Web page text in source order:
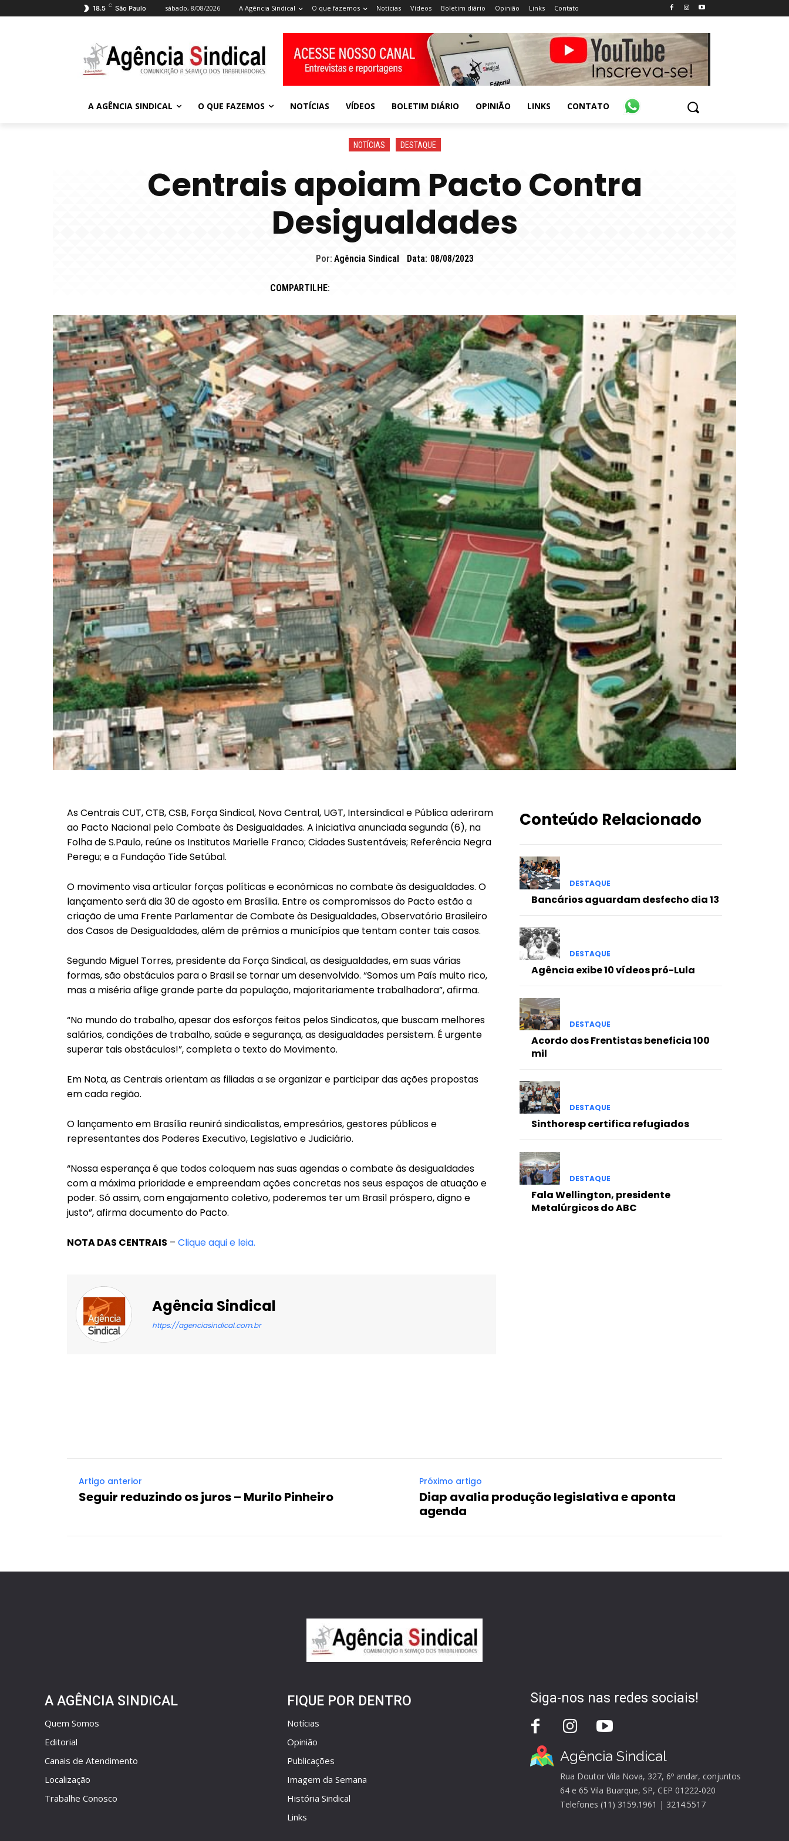
18.5 C São Paulo sábado, 8/08/2026 A Agência Sindical O que fazemos Notícias Vídeos Boletim diário Opinião Links Contato
A AGÊNCIA SINDICAL O QUE FAZEMOS NOTÍCIAS VÍDEOS BOLETIM DIÁRIO OPINIÃO LINKS CONTATO
NOTÍCIAS DESTAQUE
Centrais apoiam Pacto Contra
Desigualdades
Por: Agência Sindical Data: 08/08/2023
COMPARTILHE:
As Centrais CUT, CTB, CSB, Força Sindical, Nova Central, UGT, Intersindical e Pública aderiram
ao Pacto Nacional pelo Combate às Desigualdades. A iniciativa anunciada segunda (6), na
Folha de S.Paulo, reúne os Institutos Marielle Franco; Cidades Sustentáveis; Referência Negra
Peregu; e a Fundação Tide Setúbal.
O movimento visa articular forças políticas e econômicas no combate às desigualdades. O
lançamento será dia 30 de agosto em Brasília. Entre os compromissos do Pacto estão a
criação de uma Frente Parlamentar de Combate às Desigualdades, Observatório Brasileiro
dos Casos de Desigualdades, além de prêmios a municípios que tentam conter tais casos.
Segundo Miguel Torres, presidente da Força Sindical, as desigualdades, em suas várias
formas, são obstáculos para o Brasil se tornar um desenvolvido. “Somos um País muito rico,
mas a miséria aflige grande parte da população, majoritariamente trabalhadora”, afirma.
“No mundo do trabalho, apesar dos esforços feitos pelos Sindicatos, que buscam melhores
salários, condições de trabalho, saúde e segurança, as desigualdades persistem. É urgente
superar tais obstáculos!”, completa o texto do Movimento.
Em Nota, as Centrais orientam as filiadas a se organizar e participar das ações propostas
em cada região.
O lançamento em Brasília reunirá sindicalistas, empresários, gestores públicos e
representantes dos Poderes Executivo, Legislativo e Judiciário.
“Nossa esperança é que todos coloquem nas suas agendas o combate às desigualdades
com a máxima prioridade e empreendam ações concretas nos seus espaços de atuação e
poder. Só assim, com engajamento coletivo, poderemos ter um Brasil próspero, digno e
justo”, afirma documento do Pacto.
NOTA DAS CENTRAIS – Clique aqui e leia.
Agência Sindical
https://agenciasindical.com.br
Conteúdo Relacionado
DESTAQUE
Bancários aguardam desfecho dia 13
DESTAQUE
Agência exibe 10 vídeos pró-Lula
DESTAQUE
Acordo dos Frentistas beneficia 100
mil
DESTAQUE
Sinthoresp certifica refugiados
DESTAQUE
Fala Wellington, presidente
Metalúrgicos do ABC
Artigo anterior
Seguir reduzindo os juros – Murilo Pinheiro
Próximo artigo
Diap avalia produção legislativa e aponta
agenda
A AGÊNCIA SINDICAL
Quem Somos
Editorial
Canais de Atendimento
Localização
Trabalhe Conosco
FIQUE POR DENTRO
Notícias
Opinião
Publicações
Imagem da Semana
História Sindical
Links
Siga-nos nas redes sociais!
Agência Sindical
Rua Doutor Vila Nova, 327, 6º andar, conjuntos
64 e 65 Vila Buarque, SP, CEP 01222-020
Telefones (11) 3159.1961 | 3214.5517